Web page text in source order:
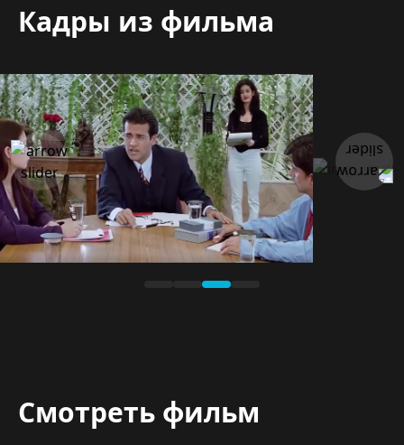
Кадры из фильма
Смотреть фильм